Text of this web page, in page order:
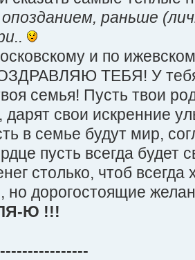
раньше
и по
ТЕБЯ! У тебя
семья! Пусть твои
дарят свои искренние
в семье будут мир,
пусть всегда будет
столько, чтоб
но дорогостоящие
Ю !!!